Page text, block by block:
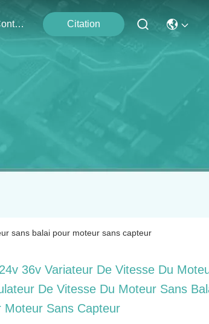
Nous Contacter Citation
sans balai pour moteur sans capteur
36v Variateur De Vitesse Du
De Vitesse Du Moteur Sans
Moteur Sans Capteur